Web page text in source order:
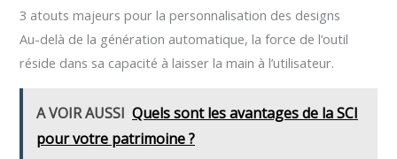
3 atouts majeurs pour la personnalisation des designs
Au-delà de la génération automatique, la force de l’outil
réside dans sa capacité à laisser la main à l’utilisateur.
A VOIR AUSSI Quels sont les avantages de la SCI
pour votre patrimoine ?